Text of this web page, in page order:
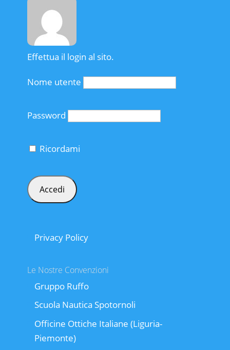
Effettua il login al sito.
Nome utente
Password
Ricordami
Privacy Policy
Le Nostre Convenzioni
Gruppo Ruffo
Scuola Nautica Spotornoli
Officine Ottiche Italiane (Liguria-
Piemonte)